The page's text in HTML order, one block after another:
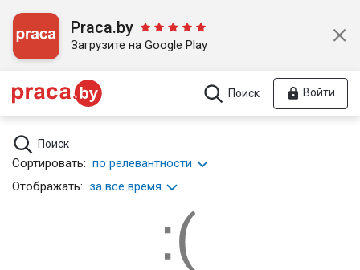
Praca.by
Загрузите на Google Play
Поиск Войти
Поиск
Сортировать: по релевантности
Отображать: за все время